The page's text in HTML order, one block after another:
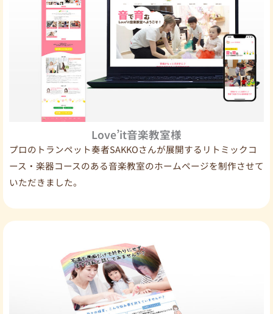
Love’it音楽教室様
プロのトランペット奏者SAKKOさんが展開するリトミックコ
ース・楽器コースのある音楽教室のホームページを制作させて
いただきました。